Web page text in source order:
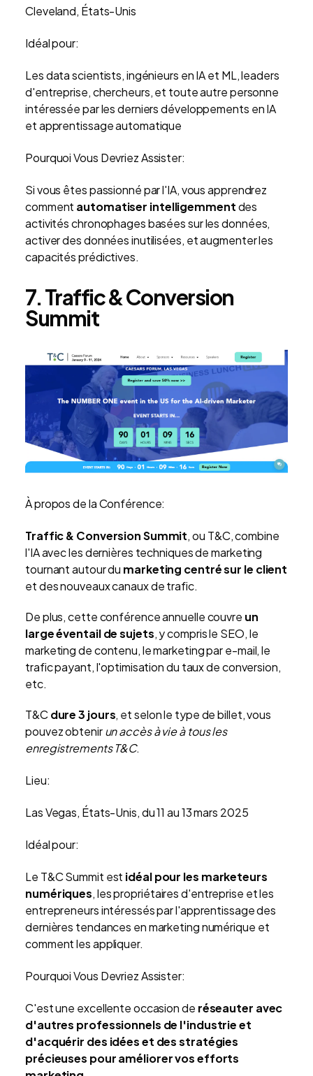
Cleveland, États-Unis
Idéal pour:
Les data scientists, ingénieurs en IA et ML, leaders
d'entreprise, chercheurs, et toute autre personne
intéressée par les derniers développements en IA
et apprentissage automatique
Pourquoi Vous Devriez Assister:
Si vous êtes passionné par l'IA, vous apprendrez
comment automatiser intelligemmentdes
activités chronophages basées sur les données,
activer des données inutilisées, et augmenter les
capacités prédictives.
7. Traffic & Conversion
Summit
À propos de la Conférence:
Traffic & Conversion Summit, ou T&C, combine
l'IA avec les dernières techniques de marketing
tournant autour du marketing centré sur le client
et des nouveaux canaux de trafic.
De plus, cette conférence annuellecouvre un
large éventail de sujets, y compris le SEO, le
marketing de contenu, le marketing par e-mail, le
trafic payant, l'optimisation du taux de conversion,
etc.
T&Cdure 3 jours, et selon le type de billet, vous
pouvez obtenirun accès à vie à tous les
enregistrements T&C.
Lieu:
Las Vegas, États-Unis, du 11 au 13 mars 2025
Idéal pour:
Le T&C Summit est idéal pour les marketeurs
numériques, les propriétaires d'entreprise et les
entrepreneurs intéressés par l'apprentissage des
dernières tendances en marketing numérique et
comment les appliquer.
Pourquoi Vous Devriez Assister:
C'est une excellente occasion de réseauter avec
d'autres professionnels de l'industrieet
d'acquérir des idées et des stratégies
précieuses pour améliorer vos efforts